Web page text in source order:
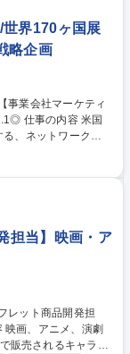
世界170ヶ国展
略企画
米国
、ネットワークデ
当として、日本市
TO
サイトの運用 など
(家電量販店など)での
り上げを向上した
会
連続世界No.1◎
担当】映画・ア
販売されるキャラク